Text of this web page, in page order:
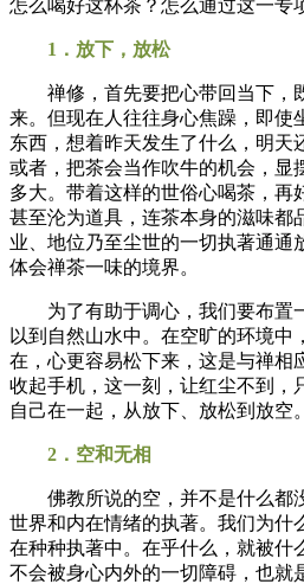
怎么喝好这杯茶？怎么通过这一专
1．放下，放松
禅修，首先要把心带回当下，
来。但现在人往往身心焦躁，即使
东西，想着昨天发生了什么，明天
或者，把茶会当作吹牛的机会，显
多大。带着这样的世俗心喝茶，再
甚至沦为道具，连茶本身的滋味都
业、地位乃至尘世的一切执著通通
体会禅茶一味的境界。
为了有助于调心，我们要布置
以到自然山水中。在空旷的环境中
在，心更容易松下来，这是与禅相
收起手机，这一刻，让红尘不到，
自己在一起，从放下、放松到放空。
2．空和无相
佛教所说的空，并不是什么都
世界和内在情绪的执著。我们为什
在种种执著中。在乎什么，就被什
不会被身心内外的一切障碍，也就